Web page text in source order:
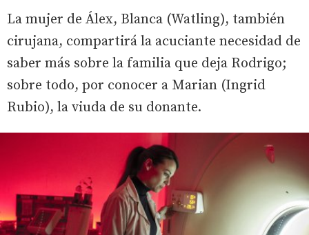
La mujer de Álex, Blanca (Watling), también
cirujana, compartirá la acuciante necesidad de
saber más sobre la familia que deja Rodrigo;
sobre todo, por conocer a Marian (Ingrid
Rubio), la viuda de su donante.